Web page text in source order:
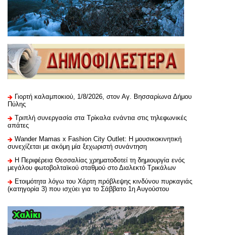
Γιορτή καλαμποκιού, 1/8/2026, στον Αγ. Βησσαρίωνα Δήμου
Πύλης
Τριπλή συνεργασία στα Τρίκαλα ενάντια στις τηλεφωνικές
απάτες
Wander Mamas x Fashion City Outlet: Η μουσικοκινητική
συνεχίζεται με ακόμη μία ξεχωριστή συνάντηση
H Περιφέρεια Θεσσαλίας χρηματοδοτεί τη δημιουργία ενός
μεγάλου φωτοβολταϊκού σταθμού στο Διαλεκτό Τρικάλων
Ετοιμότητα λόγω του Χάρτη πρόβλεψης κινδύνου πυρκαγιάς
(κατηγορία 3) που ισχύει για το Σάββατο 1η Αυγούστου